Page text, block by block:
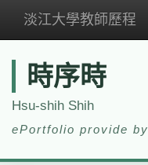
淡江大學教師歷程
時序時
Hsu-shih Shih
ePortfolio provide by